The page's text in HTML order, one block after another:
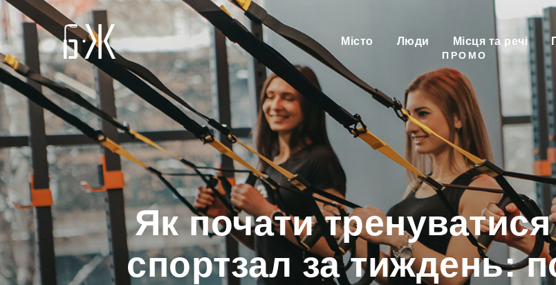
Місто Люди Місця та речі
ПРОМО
Як почати тренуватися
спортзал за тиждень: